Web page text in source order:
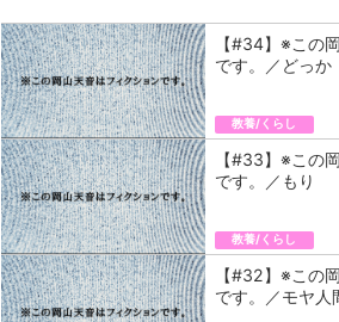
【#34】※この
です。／どっか
教養/くらし
【#33】※この
です。／もり
教養/くらし
【#32】※この
です。／モヤ人